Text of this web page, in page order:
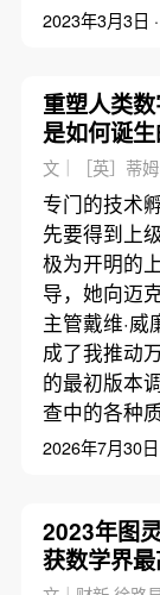
2023年3月3日 ·
重塑人类
是如何诞
去读书
文｜［英］蒂
专门的技术
先要得到上
极为开明的
导，她向迈
主管戴维·
成了我推动
的最初版本
查中的各种
2026年7月30日
2023年图
获数学界